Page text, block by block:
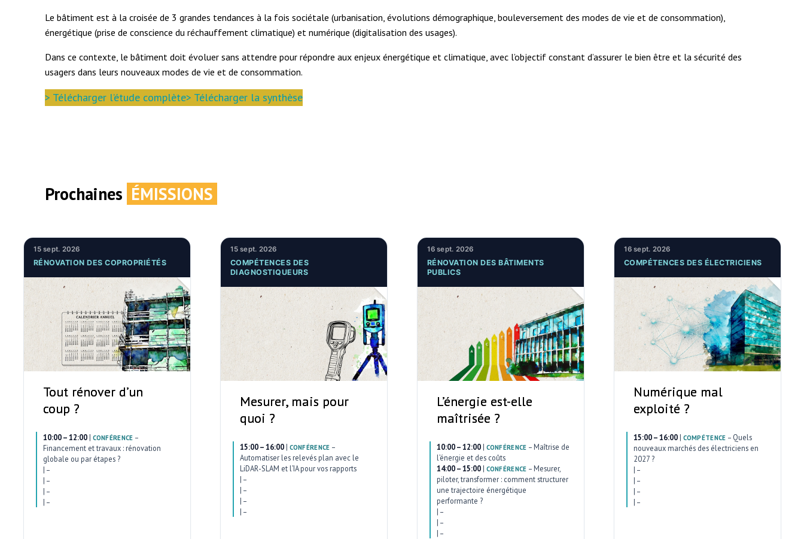
Le bâtiment est à la croisée de 3 grandes tendances à la fois sociétale (urbanisation, évolutions démographique, bouleversement des modes de vie et de consommation),
énergétique (prise de conscience du réchauffement climatique) et numérique (digitalisation des usages).
Dans ce contexte, le bâtiment doit évoluer sans attendre pour répondre aux enjeux énergétique et climatique, avec l’objectif constant d’assurer le bien être et la sécurité des
usagers dans leurs nouveaux modes de vie et de consommation.
> Télécharger l’étude complète> Télécharger la synthèse
Prochaines ÉMISSIONS
15 sept. 2026
RÉNOVATION DES COPROPRIÉTÉS
Tout rénover d’un
coup ?
10:00 – 12:00| CONFÉRENCE –
Financement et travaux : rénovation
globale ou par étapes ?
| –
| –
| –
| –
15 sept. 2026
COMPÉTENCES DES
DIAGNOSTIQUEURS
Mesurer, mais pour
quoi ?
15:00 – 16:00| CONFÉRENCE –
Automatiser les relevés plan avec le
LiDAR-SLAM et l’IA pour vos rapports
| –
| –
| –
| –
16 sept. 2026
RÉNOVATION DES BÂTIMENTS
PUBLICS
L’énergie est-elle
maîtrisée ?
10:00 – 12:00| CONFÉRENCE – Maîtrise de
l’énergie et des coûts
14:00 – 15:00| CONFÉRENCE – Mesurer,
piloter, transformer : comment structurer
une trajectoire énergétique
performante ?
| –
| –
| –
16 sept. 2026
COMPÉTENCES DES ÉLECTRICIENS
Numérique mal
exploité ?
15:00 – 16:00| COMPÉTENCE – Quels
nouveaux marchés des électriciens en
2027 ?
| –
| –
| –
| –